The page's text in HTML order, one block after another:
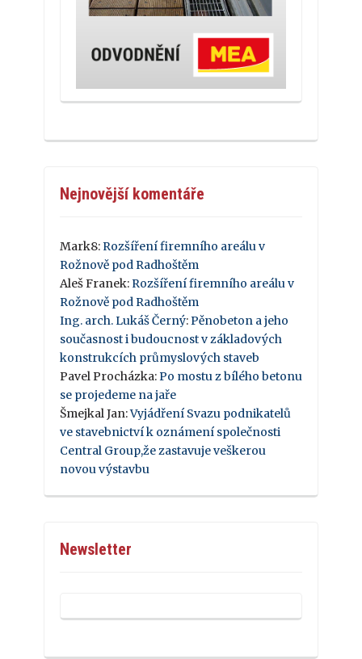
Nejnovější komentáře
Mark8: Rozšíření firemního areálu v
Rožnově pod Radhoštěm
Aleš Franek: Rozšíření firemního areálu v
Rožnově pod Radhoštěm
Ing. arch. Lukáš Černý: Pěnobeton a jeho
současnost i budoucnost v základových
konstrukcích průmyslových staveb
Pavel Procházka: Po mostu z bílého betonu
se projedeme na jaře
Šmejkal Jan:Vyjádření Svazu podnikatelů
ve stavebnictví k oznámení společnosti
Central Group,že zastavuje veškerou
novou výstavbu
Newsletter